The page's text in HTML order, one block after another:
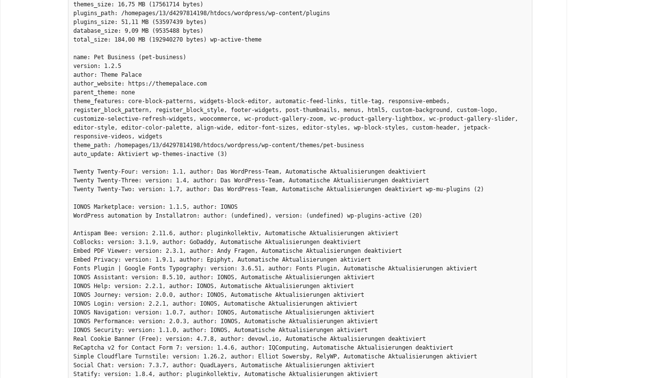
themes_size: 16,75 MB (17561714 bytes)
plugins_path: /homepages/13/d4297814198/htdocs/wordpress/wp-content/plugins
plugins_size: 51,11 MB (53597439 bytes)
database_size: 9,09 MB (9535488 bytes)
total_size: 184,00 MB (192940270 bytes) wp-active-theme
name: Pet Business (pet-business)
version: 1.2.5
author: Theme Palace
author_website: https://themepalace.com
parent_theme: none
theme_features: core-block-patterns, widgets-block-editor, automatic-feed-links, title-tag, responsive-embeds,
register_block_pattern, register_block_style, footer-widgets, post-thumbnails, menus, html5, custom-background, custom-logo,
customize-selective-refresh-widgets, woocommerce, wc-product-gallery-zoom, wc-product-gallery-lightbox, wc-product-gallery-slider,
editor-style, editor-color-palette, align-wide, editor-font-sizes, editor-styles, wp-block-styles, custom-header, jetpack-
responsive-videos, widgets
theme_path: /homepages/13/d4297814198/htdocs/wordpress/wp-content/themes/pet-business
auto_update: Aktiviert wp-themes-inactive (3)
Twenty Twenty-Four: version: 1.1, author: Das WordPress-Team, Automatische Aktualisierungen deaktiviert
Twenty Twenty-Three: version: 1.4, author: Das WordPress-Team, Automatische Aktualisierungen deaktiviert
Twenty Twenty-Two: version: 1.7, author: Das WordPress-Team, Automatische Aktualisierungen deaktiviert wp-mu-plugins (2)
IONOS Marketplace: version: 1.1.5, author: IONOS
WordPress automation by Installatron: author: (undefined), version: (undefined) wp-plugins-active (20)
Antispam Bee: version: 2.11.6, author: pluginkollektiv, Automatische Aktualisierungen aktiviert
CoBlocks: version: 3.1.9, author: GoDaddy, Automatische Aktualisierungen deaktiviert
Embed PDF Viewer: version: 2.3.1, author: Andy Fragen, Automatische Aktualisierungen deaktiviert
Embed Privacy: version: 1.9.1, author: Epiphyt, Automatische Aktualisierungen aktiviert
Fonts Plugin | Google Fonts Typography: version: 3.6.51, author: Fonts Plugin, Automatische Aktualisierungen aktiviert
IONOS Assistant: version: 8.5.10, author: IONOS, Automatische Aktualisierungen aktiviert
IONOS Help: version: 2.2.1, author: IONOS, Automatische Aktualisierungen aktiviert
IONOS Journey: version: 2.0.0, author: IONOS, Automatische Aktualisierungen aktiviert
IONOS Login: version: 2.2.1, author: IONOS, Automatische Aktualisierungen aktiviert
IONOS Navigation: version: 1.0.7, author: IONOS, Automatische Aktualisierungen aktiviert
IONOS Performance: version: 2.0.3, author: IONOS, Automatische Aktualisierungen aktiviert
IONOS Security: version: 1.1.0, author: IONOS, Automatische Aktualisierungen aktiviert
Real Cookie Banner (Free): version: 4.7.8, author: devowl.io, Automatische Aktualisierungen deaktiviert
ReCaptcha v2 for Contact Form 7: version: 1.4.6, author: IQComputing, Automatische Aktualisierungen deaktiviert
Simple Cloudflare Turnstile: version: 1.26.2, author: Elliot Sowersby, RelyWP, Automatische Aktualisierungen aktiviert
Social Chat: version: 7.3.7, author: QuadLayers, Automatische Aktualisierungen aktiviert
Statify: version: 1.8.4, author: pluginkollektiv, Automatische Aktualisierungen aktiviert